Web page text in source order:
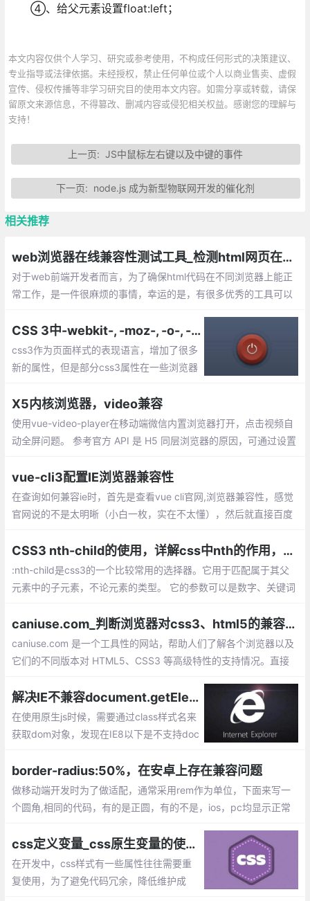
④、给父元素设置float:left；
本文内容仅供个人学习、研究或参考使用，不构成任何形式的决策建议、
专业指导或法律依据。未经授权，禁止任何单位或个人以商业售卖、虚假
宣传、侵权传播等非学习研究目的使用本文内容。如需分享或转载，请保
留原文来源信息，不得篡改、删减内容或侵犯相关权益。感谢您的理解与
支持！
上一页:JS中鼠标左右键以及中键的事件
下一页: node.js 成为新型物联网开发的催化剂
相关推荐
web浏览器在线兼容性测试工具_检测html网页在不同浏览器上的兼容问题
对于web前端开发者而言，为了确保html代码在不同浏览器上能正
常工作，是一件很麻烦的事情，幸运的是，有很多优秀的工具可以
浏览器在线兼容性测试工具。
CSS 3中-webkit-, -moz-, -o-, -ms-这些私有前缀的含义和兼容
css3作为页面样式的表现语言，增加了很多
新的属性，但是部分css3属性在一些浏览器
s3的样式，对应不同的浏览器内核需要不同
的前缀声明。
X5内核浏览器，video兼容
使用vue-video-player在移动端微信内置浏览器打开，点击视频自
动全屏问题。 参考官方 API 是 H5 同层浏览器的原因，可通过设置
vue-cli3配置IE浏览器兼容性
在查询如何兼容ie时，首先是查看vue cli官网,浏览器兼容性，感觉
官网说的不是太明晰（小白一枚，实在不太懂），然后就直接百度
CSS3 nth-child的使用，详解css中nth的作用，以及nth-child的兼容写法
:nth-child是css3的一个比较常用的选择器。它用于匹配属于其父
元素中的子元素，不论元素的类型。 它的参数可以是数字、关键词
caniuse.com_判断浏览器对css3、html5的兼容性测试工具
caniuse.com 是一个工具性的网站，帮助人们了解各个浏览器以及
它们的不同版本对 HTML5、CSS3 等高级特性的支持情况。直接
解决IE不兼容document.getElementByClassName()的实现方法
在使用原生js时候，需要通过class样式名来
获取dom对象，发现在IE8以下是不支持doc
法的。那么我们如何来实现获取classname
的兼容写法呢？
border-radius:50%，在安卓上存在兼容问题
做移动端开发时为了做适配，通常采用rem作为单位，下面来写一
个圆角,相同的代码，有的是正圆，有的不是，ios，pc均显示正常
css定义变量_css原生变量的使用和兼容 附带还有更高性能，文件更高压缩率的好处
在开发中，css样式有一些属性往往需要重
复使用，为了避免代码冗余，降低维护成